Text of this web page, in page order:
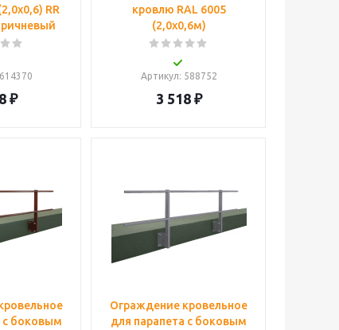
RR
₽
кровлю RAL 6005
(2,0х0,6м)
Артикул: 588752
3 518₽
с боковым
Ограждение кровельное
для парапета с боковым